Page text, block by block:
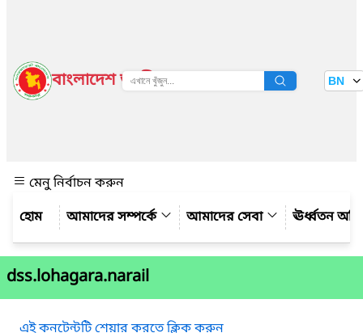
বাংলাদেশ জাতীয় তথ্য বাতায়ন BN
মেনু নির্বাচন করুন
আমাদের সম্পর্কে
আমাদের সেবা ঊর্ধ্বতন
dss.lohagara.narail
এই কনটেন্টটি শেয়ার করতে ক্লিক করুন